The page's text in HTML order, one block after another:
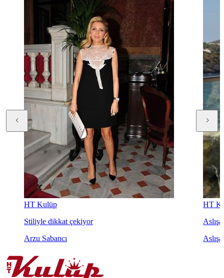
HT Kulüp
Stiliyle dikkat çekiyor
Arzu Sabancı
HT